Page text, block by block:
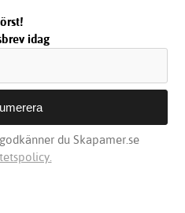
idag
du Skapamer.se